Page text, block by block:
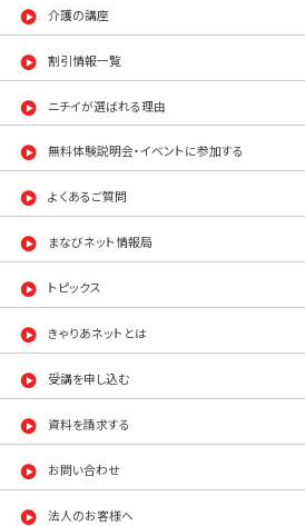
介護の講座
割引情報一覧
ニチイが選ばれる理由
無料体験説明会・イベントに参加する
よくあるご質問
まなびネット情報局
トピックス
きゃりあネットとは
受講を申し込む
資料を請求する
お問い合わせ
法人のお客様へ